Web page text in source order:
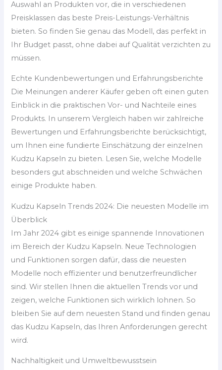
Auswahl an Produkten vor, die in verschiedenen
Preisklassen das beste Preis-Leistungs-Verhältnis
bieten. So finden Sie genau das Modell, das perfekt in
Ihr Budget passt, ohne dabei auf Qualität verzichten zu
müssen.
Echte Kundenbewertungen und Erfahrungsberichte
Die Meinungen anderer Käufer geben oft einen guten
Einblick in die praktischen Vor- und Nachteile eines
Produkts. In unserem Vergleich haben wir zahlreiche
Bewertungen und Erfahrungsberichte berücksichtigt,
um Ihnen eine fundierte Einschätzung der einzelnen
Kudzu Kapseln zu bieten. Lesen Sie, welche Modelle
besonders gut abschneiden und welche Schwächen
einige Produkte haben.
Kudzu Kapseln Trends 2024: Die neuesten Modelle im
Überblick
Im Jahr 2024 gibt es einige spannende Innovationen
im Bereich der Kudzu Kapseln. Neue Technologien
und Funktionen sorgen dafür, dass die neuesten
Modelle noch effizienter und benutzerfreundlicher
sind. Wir stellen Ihnen die aktuellen Trends vor und
zeigen, welche Funktionen sich wirklich lohnen. So
bleiben Sie auf dem neuesten Stand und finden genau
das Kudzu Kapseln, das Ihren Anforderungen gerecht
wird.
Nachhaltigkeit und Umweltbewusstsein